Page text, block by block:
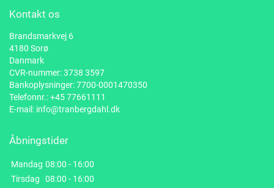
Kontakt os
Brandsmarkvej 6
4180 Sorø
Danmark
CVR-nummer: 3738 3597
Bankoplysninger: 7700-0001470350
Telefonnr.:+45 77661111
E-mail: info@tranbergdahl.dk
Åbningstider
Mandag 08:00 - 16:00
Tirsdag
08:00 - 16:00